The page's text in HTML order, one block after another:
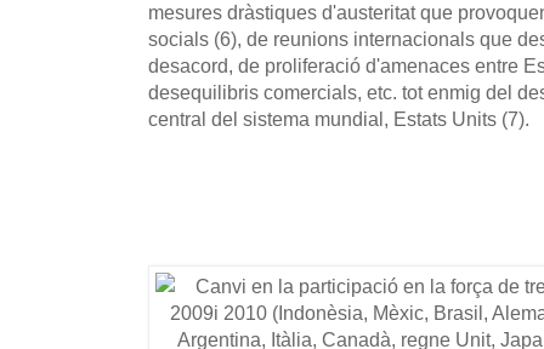
mesures dràstiques d'austeritat que
socials (6), de reunions internacionals que
desacord, de proliferació d'amenaces entre
desequilibris comercials, etc. tot enmig del
central del sistema mundial, Estats Units (7).